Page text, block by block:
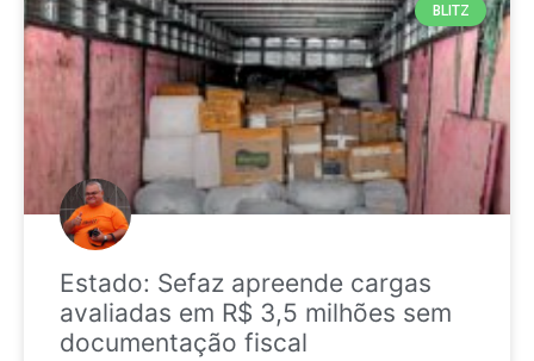
BLITZ
Estado: Sefaz apreende cargas
avaliadas em R$ 3,5 milhões sem
documentação fiscal